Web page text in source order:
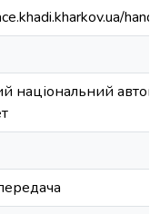
національний